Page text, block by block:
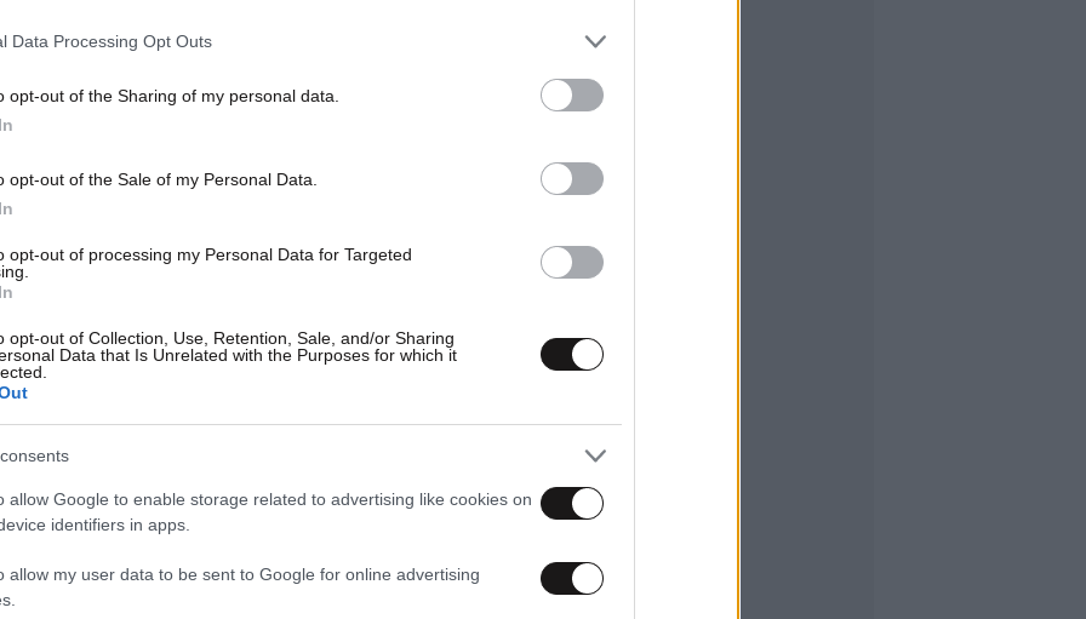
Data Processing Opt Outs
opt-out of the Sharing of my personal data.
opt-out of the Sale of my Personal Data.
opt-out of processing my Personal Data for Targeted
opt-out of Collection, Use, Retention, Sale, and/or Sharing
Data that Is Unrelated with the Purposes for which it
allow Google to enable storage related to advertising like cookies on
identifiers in apps.
allow my user data to be sent to Google for online advertising
από την εκπομπή «Κλασικά και… άλλα» για
της μουσικής, ετοίμασε και παρουσιάζει ένα
φωτίζοντας τα πρώτα χρόνια της ζωής και
ντίβας, με τη συνοδεία ποικίλων,